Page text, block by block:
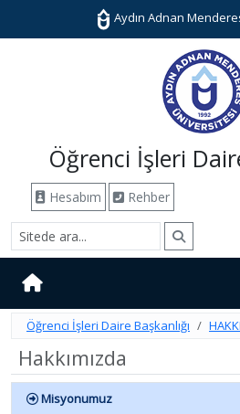
Aydın Adnan
Öğrenci İşleri
Hesabım Rehber
Öğrenci İşleri Daire Başkanlığı
Hakkımızda
Misyonumuz